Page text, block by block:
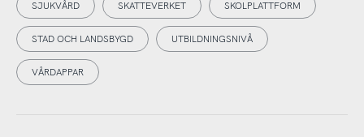
SJUKVÅRD SKATTEVERKET SKOLPLATTFORM
STAD OCH LANDSBYGD UTBILDNINGSNIVÅ
VÅRDAPPAR